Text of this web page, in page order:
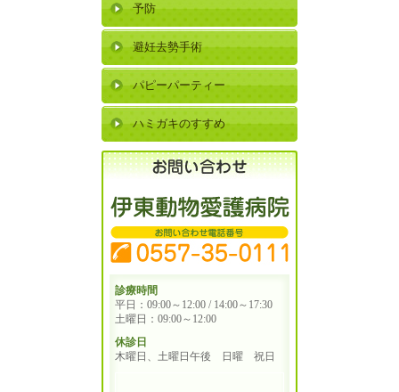
予防
避妊去勢手術
パピーパーティー
ハミガキのすすめ
診療時間
平日：09:00～12:00 / 14:00～17:30
土曜日：09:00～12:00
休診日
木曜日、土曜日午後 日曜 祝日